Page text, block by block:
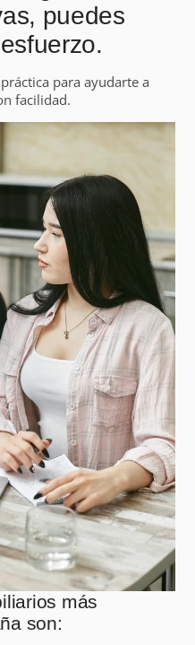
puedes
para ayudarte a
facilidad.
más
son: